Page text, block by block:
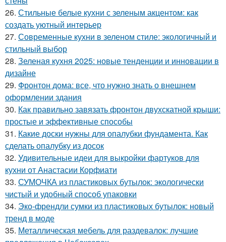
26. Стильные белые кухни с зеленым акцентом: как
создать уютный интерьер
27. Современные кухни в зеленом стиле: экологичный и
стильный выбор
28. Зеленая кухня 2025: новые тенденции и инновации в
дизайне
29. Фронтон дома: все, что нужно знать о внешнем
оформлении здания
30. Как правильно завязать фронтон двухскатной крыши:
простые и эффективные способы
31. Какие доски нужны для опалубки фундамента. Как
сделать опалубку из досок
32. Удивительные идеи для выкройки фартуков для
кухни от Анастасии Корфиати
33. СУМОЧКА из пластиковых бутылок: экологически
чистый и удобный способ упаковки
34. Эко-френдли сумки из пластиковых бутылок: новый
тренд в моде
35. Металлическая мебель для раздевалок: лучшие